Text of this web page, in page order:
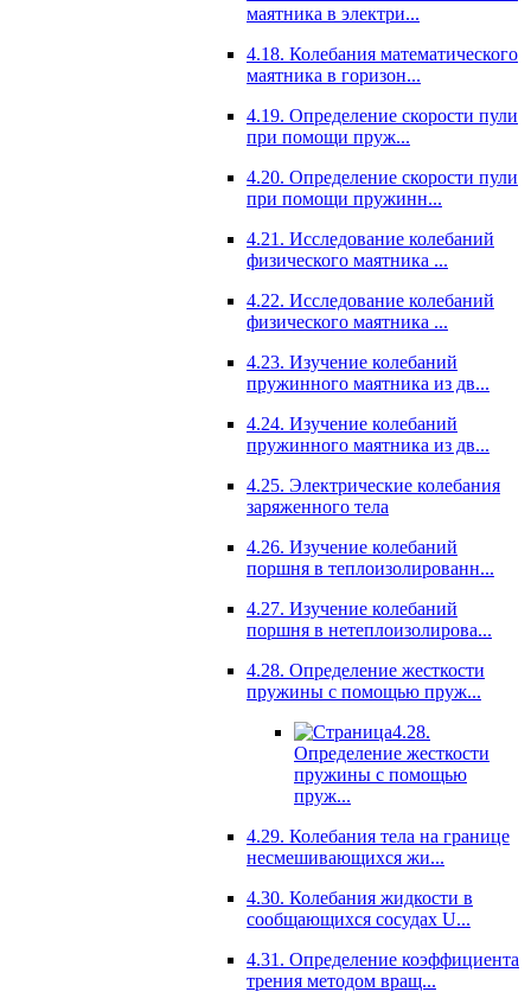
маятника в электри...
4.18. Колебания математического
маятника в горизон...
4.19. Определение скорости пули
при помощи пруж...
4.20. Определение скорости пули
при помощи пружинн...
4.21. Исследование колебаний
физического маятника ...
4.22. Исследование колебаний
физического маятника ...
4.23. Изучение колебаний
пружинного маятника из дв...
4.24. Изучение колебаний
пружинного маятника из дв...
4.25. Электрические колебания
заряженного тела
4.26. Изучение колебаний
поршня в теплоизолированн...
4.27. Изучение колебаний
поршня в нетеплоизолирова...
4.28. Определение жесткости
пружины с помощью пруж...
4.28.
Определение жесткости
пружины с помощью
пруж...
4.29. Колебания тела на границе
несмешивающихся жи...
4.30. Колебания жидкости в
сообщающихся сосудах U...
4.31. Определение коэффициента
трения методом вращ...